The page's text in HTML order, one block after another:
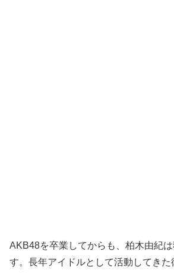
AKB48を卒業してからも、柏木由紀
す。長年アイドルとして活動してき